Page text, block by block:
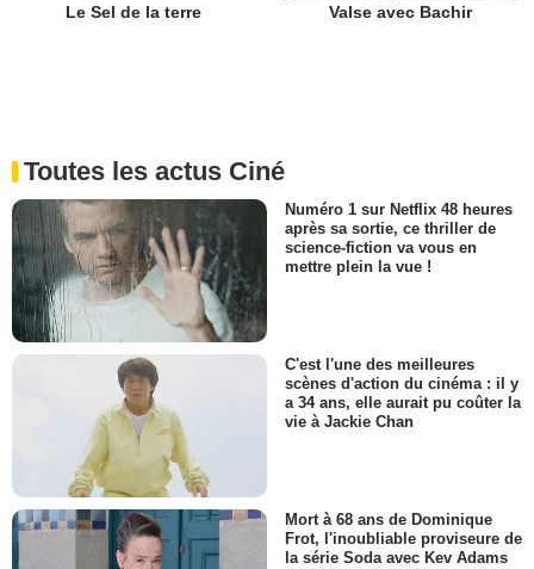
Le Sel de la terre Valse avec Bachir
Toutes les actus Ciné
Numéro 1 sur Netflix 48 heures
après sa sortie, ce thriller de
science-fiction va vous en
mettre plein la vue !
C'est l'une des meilleures
scènes d'action du cinéma : il y
a 34 ans, elle aurait pu coûter la
vie à Jackie Chan
Mort à 68 ans de Dominique
Frot, l'inoubliable proviseure de
la série Soda avec Kev Adams